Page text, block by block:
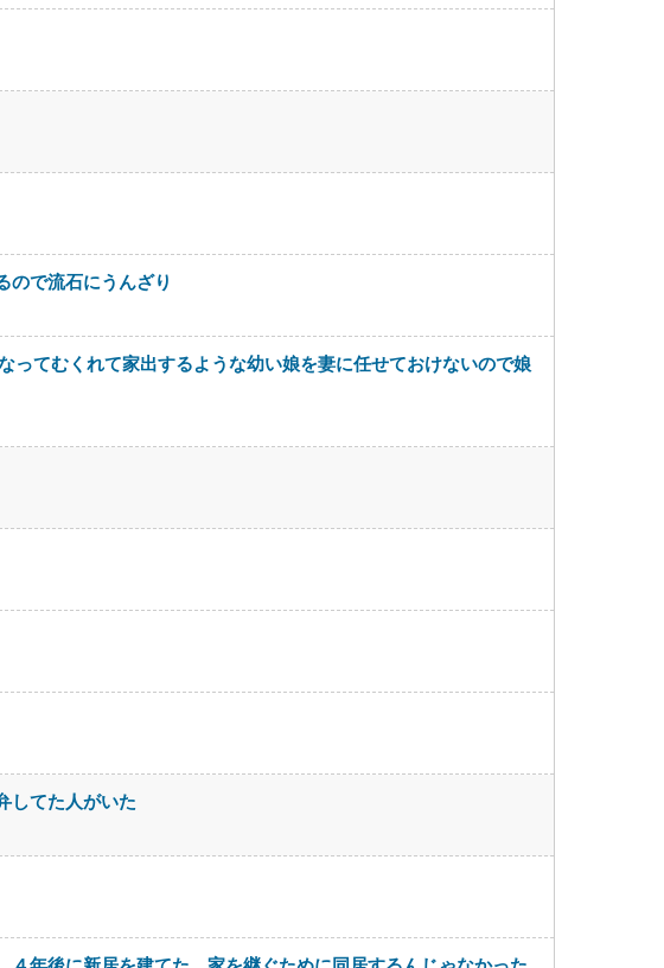
ので流石にうんざり
ってむくれて家出するような幼い娘を妻に任せておけないので娘
してた人がいた